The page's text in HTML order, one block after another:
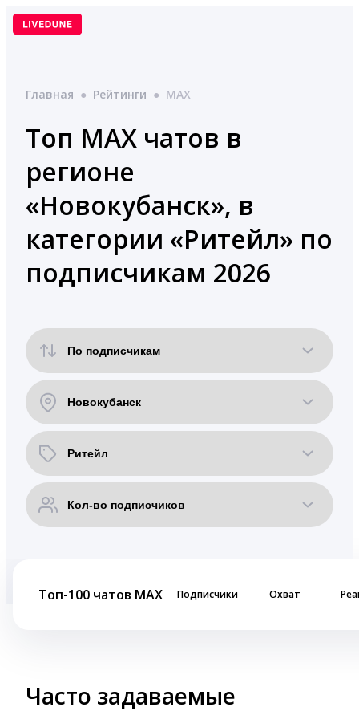
Перейти
Главная ● Рейтинги ● MAX
Топ MAX чатов в
регионе
«Новокубанск», в
категории «Ритейл» по
подписчикам 2026
Топ-100 чатов MAX Подписчики Охват
Часто задаваемые